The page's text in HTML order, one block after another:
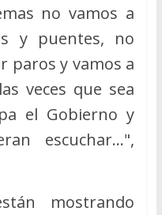
no vamos a
y puentes, no
paros y vamos a
veces que sea
el Gobierno y
escuchar…",
mostrando